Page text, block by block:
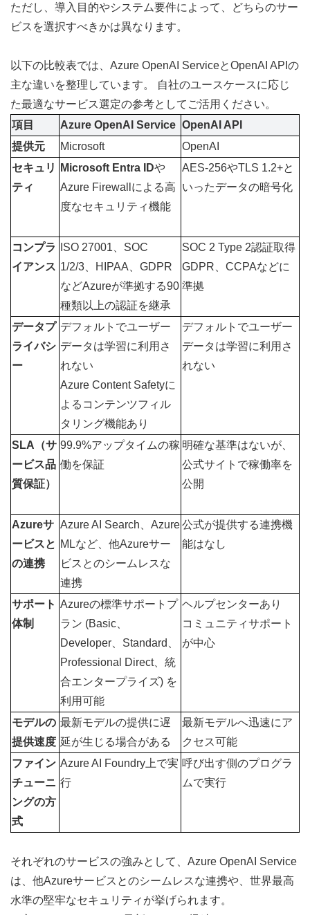
ただし、導入目的やシステム要件によって、どちらのサー
ビスを選択すべきかは異なります。
以下の比較表では、Azure OpenAI ServiceとOpenAI APIの
主な違いを整理しています。 自社のユースケースに応じ
た最適なサービス選定の参考としてご活用ください。
項目
Azure OpenAI Service OpenAI API
提供元
Microsoft
OpenAI
セキュリ
ティ
Microsoft Entra IDや
Azure Firewallによる高
度なセキュリティ機能
AES-256やTLS 1.2+と
いったデータの暗号化
コンプラ
イアンス
ISO 27001、SOC
1/2/3、HIPAA、GDPR
などAzureが準拠する90
種類以上の認証を継承
SOC 2 Type 2認証取得
GDPR、CCPAなどに
準拠
データプ
ライバシ
ー
デフォルトでユーザー
データは学習に利用さ
れない
Azure Content Safetyに
よるコンテンツフィル
タリング機能あり
デフォルトでユーザー
データは学習に利用さ
れない
SLA（サ
ービス品
質保証）
99.9%アップタイムの稼
働を保証
明確な基準はないが、
公式サイトで稼働率を
公開
Azureサ
ービスと
の連携
Azure AI Search、Azure
MLなど、他Azureサー
ビスとのシームレスな
連携
公式が提供する連携機
能はなし
サポート
体制
Azureの標準サポートプ
ラン (Basic、
Developer、Standard、
Professional Direct、統
合エンタープライズ) を
利用可能
ヘルプセンターあり
コミュニティサポート
が中心
モデルの
提供速度
最新モデルの提供に遅
延が生じる場合がある
最新モデルへ迅速にア
クセス可能
ファイン
チューニ
ングの方
式
Azure AI Foundry上で実
行
呼び出す側のプログラ
ムで実行
それぞれのサービスの強みとして、Azure OpenAI Service
は、他Azureサービスとのシームレスな連携や、世界最高
水準の堅牢なセキュリティが挙げられます。